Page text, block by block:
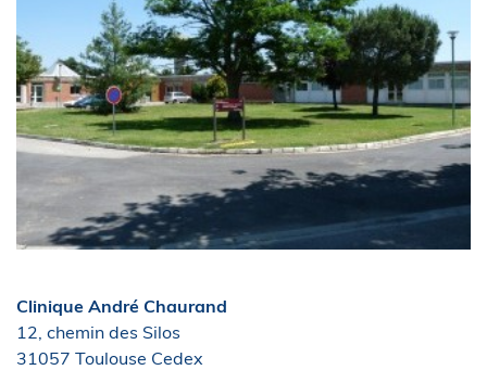
Clinique André Chaurand
12, chemin des Silos
31057 Toulouse Cedex